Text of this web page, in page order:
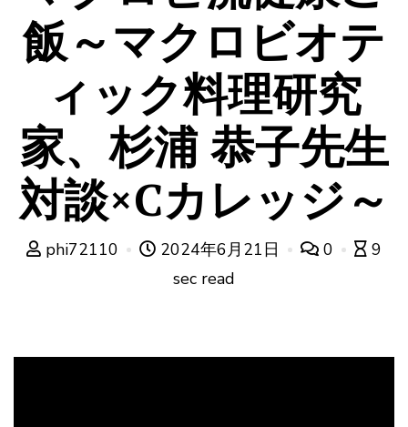
飯～マクロビオテ
ィック料理研究
家、杉浦 恭子先生
対談×Cカレッジ～
phi72110 2024年6月21日 0
9
sec read